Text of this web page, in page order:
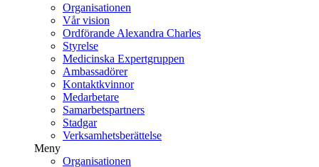
Organisationen
Vår vision
Ordförande Alexandra Charles
Styrelse
Medicinska Expertgruppen
Ambassadörer
Kontaktkvinnor
Medarbetare
Samarbetspartners
Stadgar
Verksamhetsberättelse
Meny
Organisationen